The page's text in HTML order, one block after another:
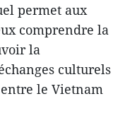
permet aux
comprendre la
la
culturels
le Vietnam